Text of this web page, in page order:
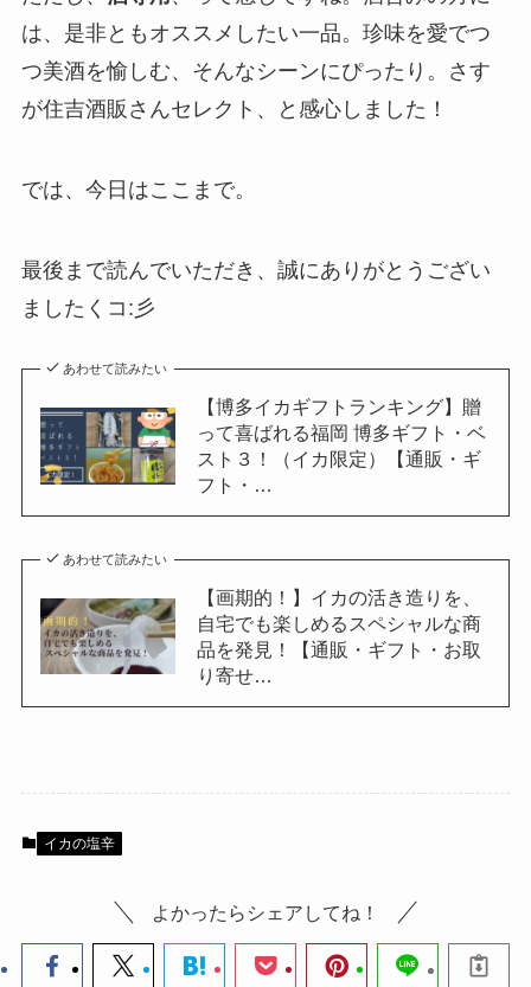
は、是非ともオススメしたい一品。珍味を愛でつ
つ美酒を愉しむ、そんなシーンにぴったり。さす
が住吉酒販さんセレクト、と感心しました！
では、今日はここまで。
最後まで読んでいただき、誠にありがとうござい
ましたくコ:彡
あわせて読みたい
【博多イカギフトランキング】贈
って喜ばれる福岡 博多ギフト・ベ
スト３！（イカ限定）【通販・ギ
フト・…
あわせて読みたい
【画期的！】イカの活き造りを、
自宅でも楽しめるスペシャルな商
品を発見！【通販・ギフト・お取
り寄せ…
イカの塩辛
よかったらシェアしてね！